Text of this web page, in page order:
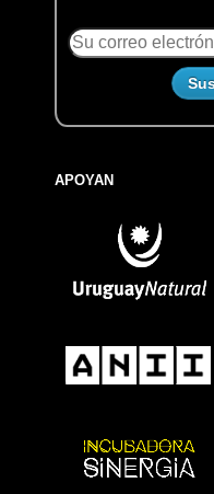
APOYAN